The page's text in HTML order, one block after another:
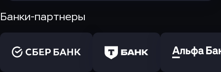
Банки-партнеры